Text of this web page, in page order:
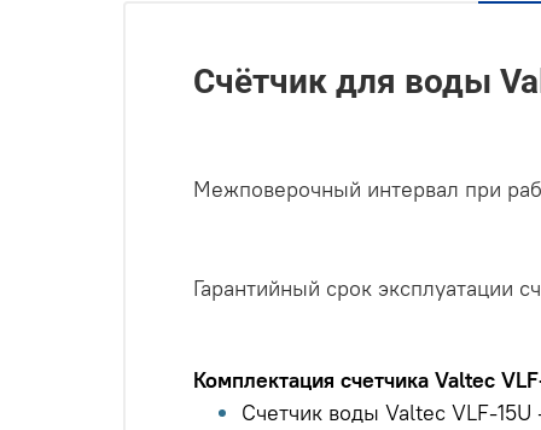
Счётчик для воды
Межповерочный интервал при
Гарантийный срок эксплуатации
Комплектация счетчика Valtec
Cчетчик воды Valtec VLF-15U